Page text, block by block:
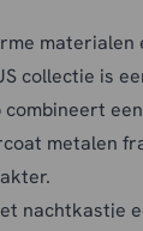
materialen
collectie is
metalen
nachtkastje